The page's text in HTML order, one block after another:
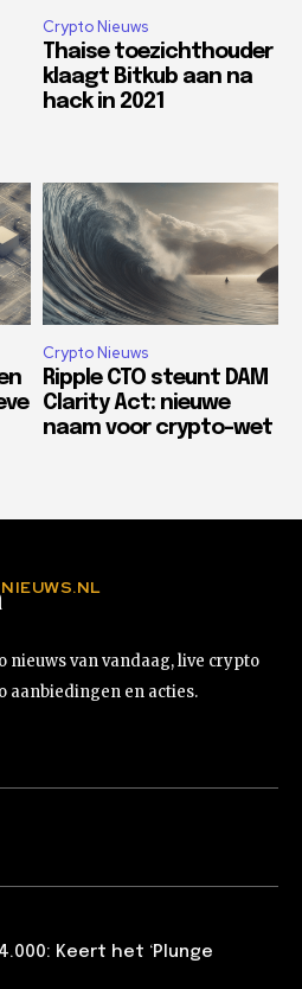
Crypto Nieuws
Thaise toezichthouder
klaagt Bitkub aan na
hack in 2021
Crypto Nieuws
Ripple CTO steunt DAM
Clarity Act: nieuwe
naam voor crypto-wet
NIEUWS.NL
nieuws van vandaag, live crypto
aanbiedingen en acties.
Keert het ‘Plunge